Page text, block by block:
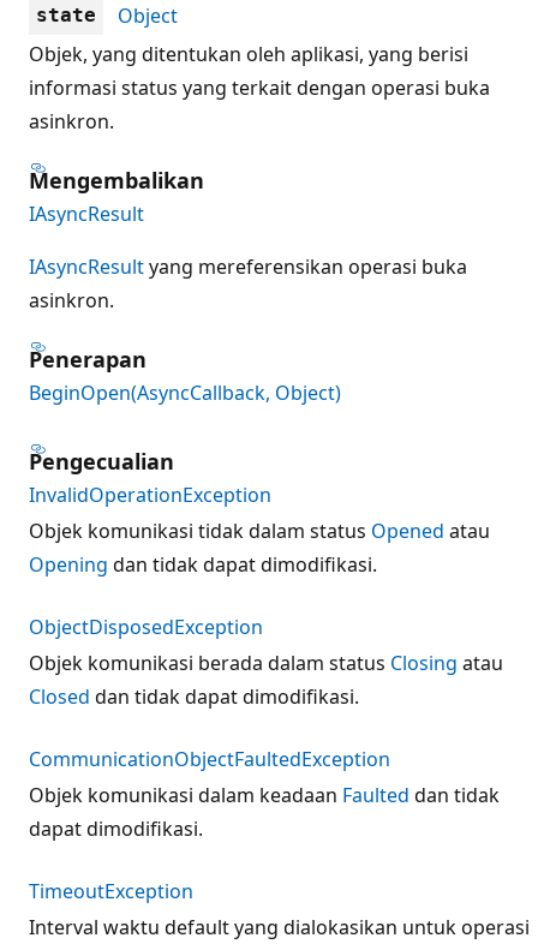
state
Object
Objek, yang ditentukan oleh aplikasi, yang berisi
informasi status yang terkait dengan operasi buka
asinkron.
Mengembalikan
IAsyncResult
IAsyncResultyang mereferensikan operasi buka
asinkron.
Penerapan
BeginOpen(AsyncCallback, Object)
Pengecualian
InvalidOperationException
Objek komunikasi tidak dalam status Opened atau
Opening dan tidak dapat dimodifikasi.
ObjectDisposedException
Objek komunikasi berada dalam status Closing atau
Closed dan tidak dapat dimodifikasi.
CommunicationObjectFaultedException
Objek komunikasi dalam keadaan Faulted dan tidak
dapat dimodifikasi.
TimeoutException
Interval waktu default yang dialokasikan untuk operasi